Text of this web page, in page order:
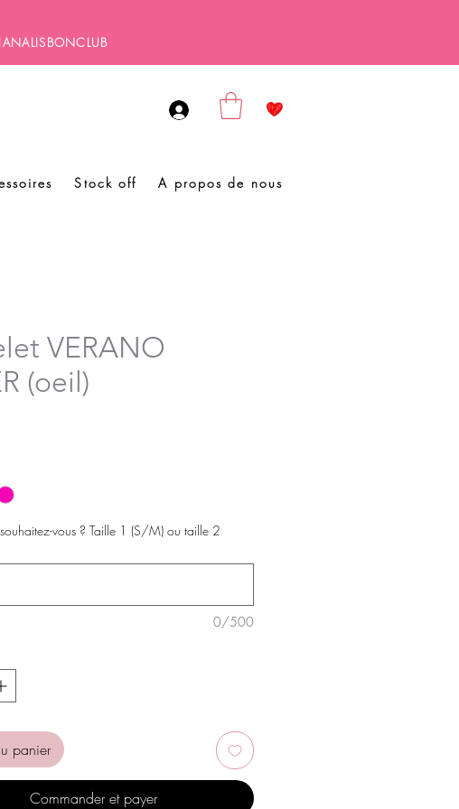
Stock off A propos de nous
VERANO
(oeil)
vous ? Taille 1 (S/M) ou taille 2
0/500
panier
Commander et payer